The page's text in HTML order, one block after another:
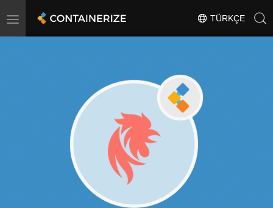
Toggle
TÜRKÇE